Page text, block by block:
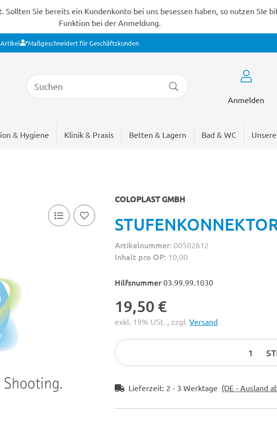
Sie bereits ein Kundenkonto bei uns besessen haben, so nutzen SIe
Funktion bei der Anmeldung.
Artikel Maßgeschneidert für Geschäftskunden
Anmelden
& Hygiene Klinik & Praxis Betten & Lagern Bad & WC
COLOPLAST GMBH
Artikelnummer: 00502612
Inhalt pro OP: 10,00
Hilfsnummer 03.99.99.1030
19,50 €
exkl. 19% USt. , zzgl. Versand
Lieferzeit: 2 - 3 Werktage (DE - Ausland